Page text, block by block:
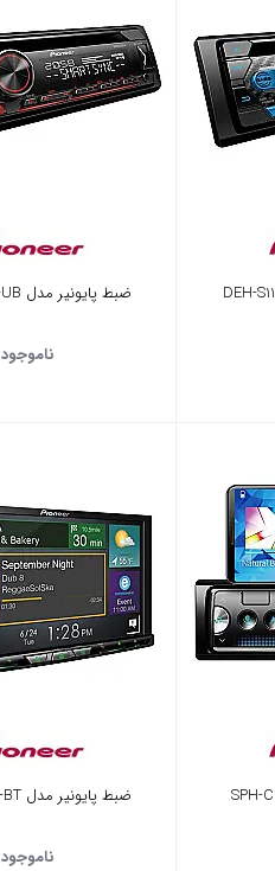
ضبط پایونیر مدل DEH-S1153-UB
ناموجود
ضبط پایونیر مدل AVH-Z9150-BT
ناموجود